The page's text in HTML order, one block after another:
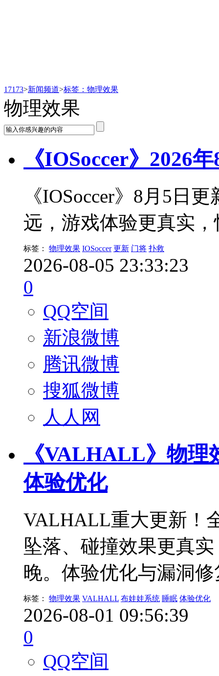
17173>新闻频道>标签：物理效果
物理效果
《IOSoccer》2026
《IOSoccer》8月5日
远，游戏体验更真实
标签： 物理效果 IOSoccer 更新 门将 扑救
2026-08-05 23:33:23
0
QQ空间
新浪微博
腾讯微博
搜狐微博
人人网
《VALHALL》物理
体验优化
VALHALL重大更新！
坠落、碰撞效果更真
晚。体验优化与漏洞
标签： 物理效果 VALHALL 布娃娃系统 睡眠 体验优化
2026-08-01 09:56:39
0
QQ空间